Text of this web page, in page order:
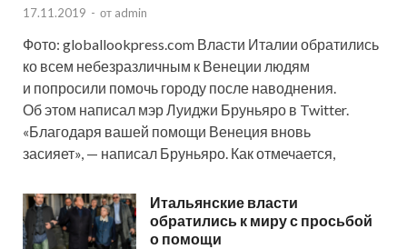
17.11.2019 - от admin
Фото: globallookpress.com Власти Италии обратились
ко всем небезразличным к Венеции людям
и попросили помочь городу после наводнения.
Об этом написал мэр Луиджи Бруньяро в Twitter.
«Благодаря вашей помощи Венеция вновь
засияет», — написал Бруньяро. Как отмечается,
Итальянские власти
обратились к миру с просьбой
о помощи